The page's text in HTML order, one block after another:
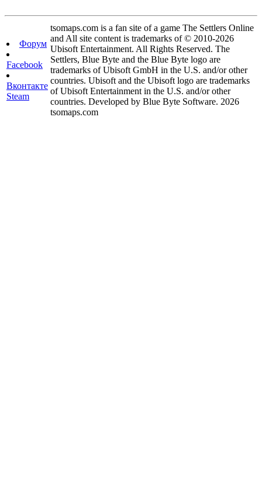
Форум
Facebook
Вконтакте
Steam
tsomaps.com is a fan site of a game The Settlers Online
and All site content is trademarks of © 2010-2026
Ubisoft Entertainment. All Rights Reserved. The
Settlers, Blue Byte and the Blue Byte logo are
trademarks of Ubisoft GmbH in the U.S. and/or other
countries. Ubisoft and the Ubisoft logo are trademarks
of Ubisoft Entertainment in the U.S. and/or other
countries. Developed by Blue Byte Software. 2026
tsomaps.com